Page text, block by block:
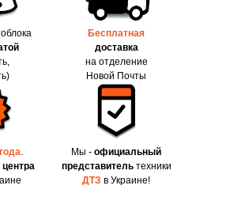
.
Бесплатная
доставка
на отделение
Новой Почты
Мы - официальный
представительтехники
ДТЗ в Украине!